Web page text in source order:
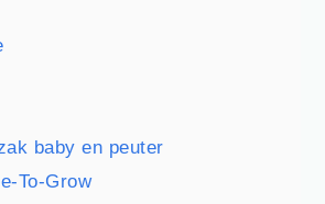
baby en peuter
To-Grow